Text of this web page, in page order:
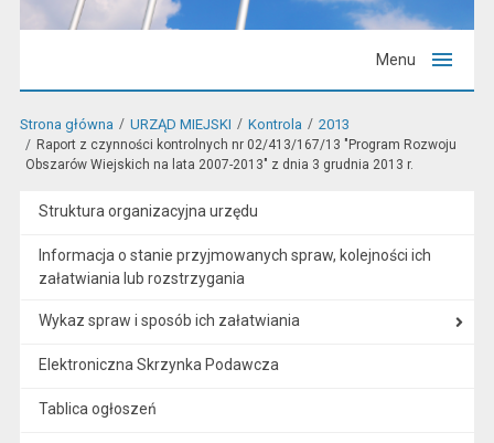
Menu
Strona główna URZĄD MIEJSKI Kontrola 2013
Raport z czynności kontrolnych nr 02/413/167/13 "Program Rozwoju
Obszarów Wiejskich na lata 2007-2013" z dnia 3 grudnia 2013 r.
Struktura organizacyjna urzędu
Informacja o stanie przyjmowanych spraw, kolejności ich
załatwiania lub rozstrzygania
Wykaz spraw i sposób ich załatwiania
Elektroniczna Skrzynka Podawcza
Tablica ogłoszeń